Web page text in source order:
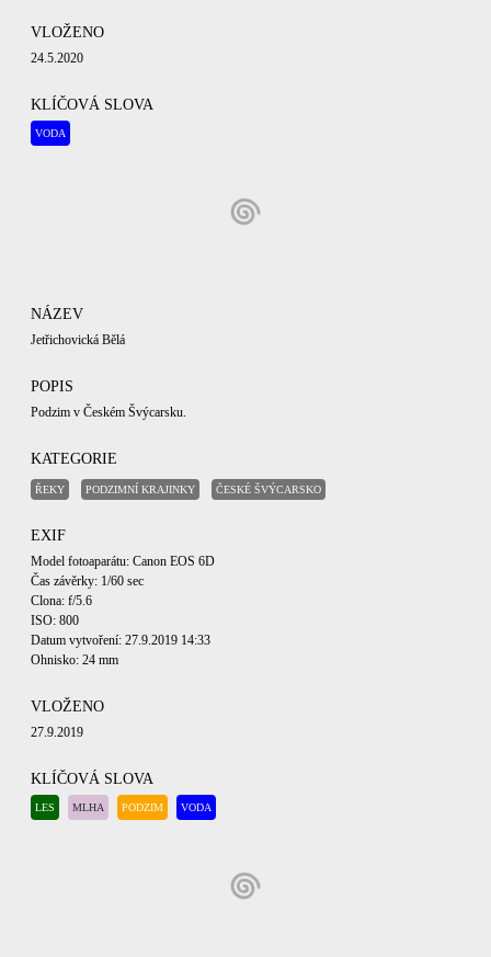
VLOŽENO
24.5.2020
KLÍČOVÁ SLOVA
VODA
NÁZEV
Jetřichovická Bělá
POPIS
Podzim v Českém Švýcarsku.
KATEGORIE
ŘEKY PODZIMNÍ KRAJINKY ČESKÉ ŠVÝCARSKO
EXIF
Model fotoaparátu: Canon EOS 6D
Čas závěrky: 1/60 sec
Clona: f/5.6
ISO: 800
Datum vytvoření: 27.9.2019 14:33
Ohnisko: 24 mm
VLOŽENO
27.9.2019
KLÍČOVÁ SLOVA
LES MLHA PODZIM VODA